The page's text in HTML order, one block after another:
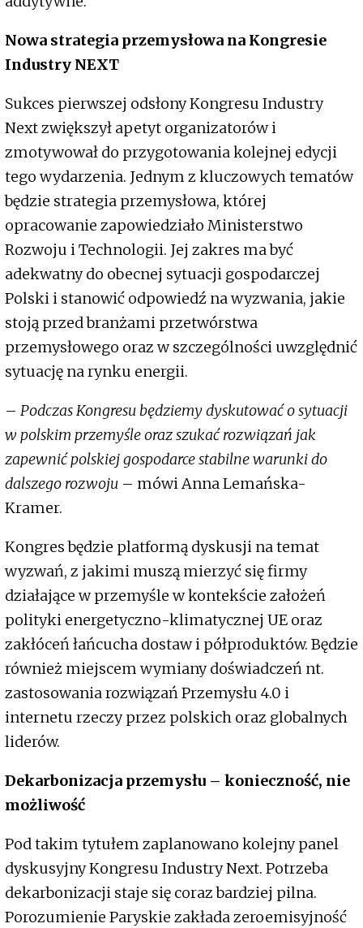
Nowa strategia przemysłowa na Kongresie
Industry NEXT
Sukces pierwszej odsłony Kongresu Industry
Next zwiększył apetyt organizatorów i
zmotywował do przygotowania kolejnej edycji
tego wydarzenia. Jednym z kluczowych tematów
będzie strategia przemysłowa, której
opracowanie zapowiedziało Ministerstwo
Rozwoju i Technologii. Jej zakres ma być
adekwatny do obecnej sytuacji gospodarczej
Polski i stanowić odpowiedź na wyzwania, jakie
stoją przed branżami przetwórstwa
przemysłowego oraz w szczególności uwzględnić
sytuację na rynku energii.
– Podczas Kongresu będziemy dyskutować o sytuacji
w polskim przemyśle oraz szukać rozwiązań jak
zapewnić polskiej gospodarce stabilne warunki do
dalszego rozwoju – mówi Anna Lemańska-
Kramer.
Kongres będzie platformą dyskusji na temat
wyzwań, z jakimi muszą mierzyć się firmy
działające w przemyśle w kontekście założeń
polityki energetyczno-klimatycznej UE oraz
zakłóceń łańcucha dostaw i półproduktów. Będzie
również miejscem wymiany doświadczeń nt.
zastosowania rozwiązań Przemysłu 4.0 i
internetu rzeczy przez polskich oraz globalnych
liderów.
Dekarbonizacja przemysłu – konieczność, nie
możliwość
Pod takim tytułem zaplanowano kolejny panel
dyskusyjny Kongresu Industry Next. Potrzeba
dekarbonizacji staje się coraz bardziej pilna.
Porozumienie Paryskie zakłada zeroemisyjność